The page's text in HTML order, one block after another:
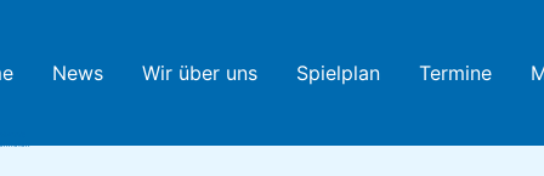
News Wir über uns Spielplan Termine